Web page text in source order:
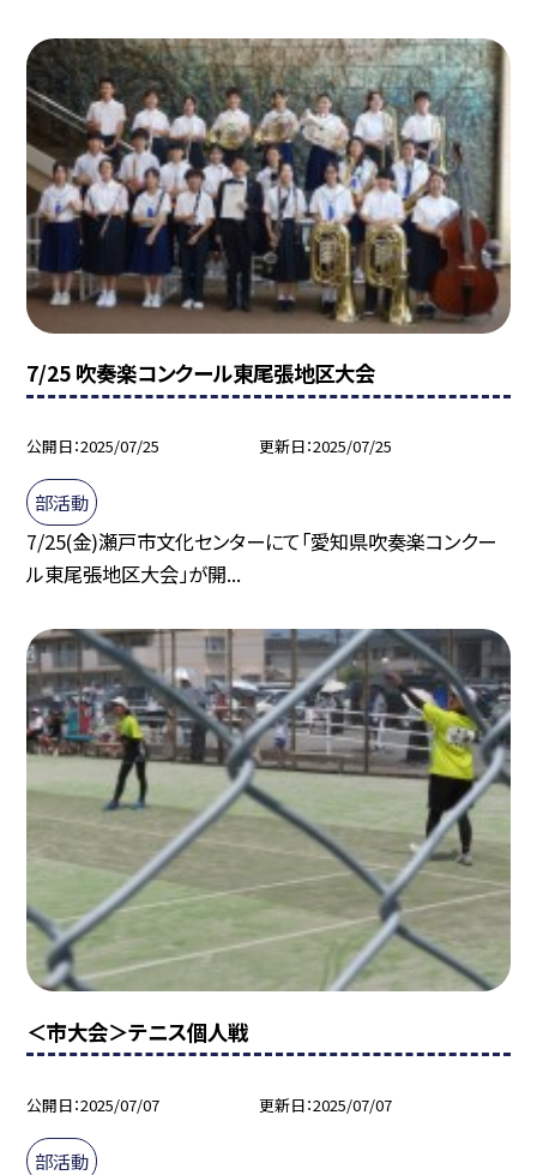
7/25 吹奏楽コンクール東尾張地区大会
公開日 2025/07/25 更新日 2025/07/25
部活動
7/25(金)瀬戸市文化センターにて「愛知県吹奏楽コンクー
ル東尾張地区大会」が開...
＜市大会＞テニス個人戦
公開日 2025/07/07 更新日 2025/07/07
部活動